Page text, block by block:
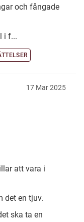
och fångade
i f...
17 Mar 2025
att vara i
det en tjuv.
ska ta en